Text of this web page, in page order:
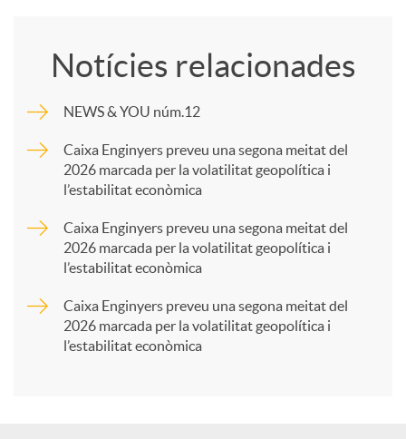
m
p
Notícies relacionades
NEWS & YOU núm.12
Caixa Enginyers preveu una segona meitat del
2026 marcada per la volatilitat geopolítica i
l’estabilitat econòmica
Caixa Enginyers preveu una segona meitat del
2026 marcada per la volatilitat geopolítica i
l’estabilitat econòmica
Caixa Enginyers preveu una segona meitat del
2026 marcada per la volatilitat geopolítica i
l’estabilitat econòmica